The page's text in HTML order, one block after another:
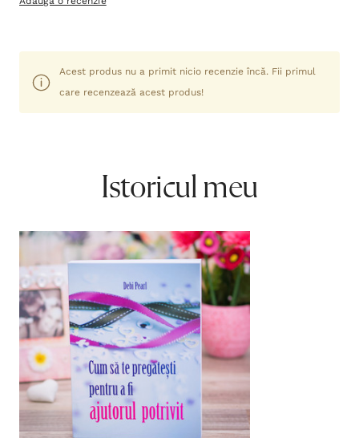
Acest produs nu a primit nicio recenzie încă. Fii primul
care recenzează acest produs!
Istoricul meu